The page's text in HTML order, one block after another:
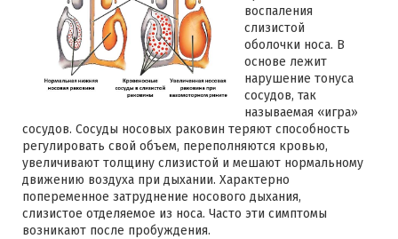
воспаления
слизистой
оболочки носа. В
основе лежит
нарушение тонуса
сосудов, так
называемая «игра»
сосудов. Сосуды носовых раковин теряют способность
регулировать свой объем, переполняются кровью,
увеличивают толщину слизистой и мешают нормальному
движению воздуха при дыхании. Характерно
попеременное затруднение носового дыхания,
слизистое отделяемое из носа. Часто эти симптомы
возникают после пробуждения.